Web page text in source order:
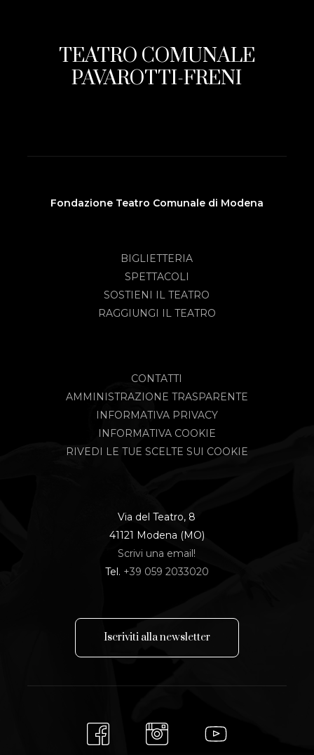
TEATRO COMUNALE
PAVAROTTI-FRENI
Fondazione Teatro Comunale di Modena
BIGLIETTERIA
SPETTACOLI
SOSTIENI IL TEATRO
RAGGIUNGI IL TEATRO
CONTATTI
AMMINISTRAZIONE TRASPARENTE
INFORMATIVA PRIVACY
INFORMATIVA COOKIE
RIVEDI LE TUE SCELTE SUI COOKIE
Via del Teatro, 8
41121 Modena (MO)
Scrivi una email!
Tel. +39 059 2033020
Iscriviti allanewsletter